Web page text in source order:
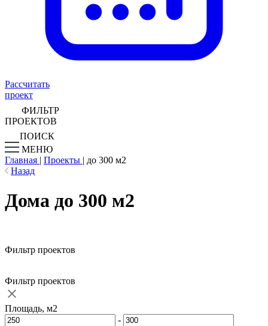
Рассчитать
проект
ФИЛЬТР
ПРОЕКТОВ
ПОИСК
МЕНЮ
Главная | Проекты | до 300 м2
Назад
Дома до 300 м2
Фильтр проектов
Фильтр проектов
Площадь, м2
-